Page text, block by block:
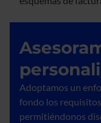
Adoptamos un
fondo los
permitiéndonos